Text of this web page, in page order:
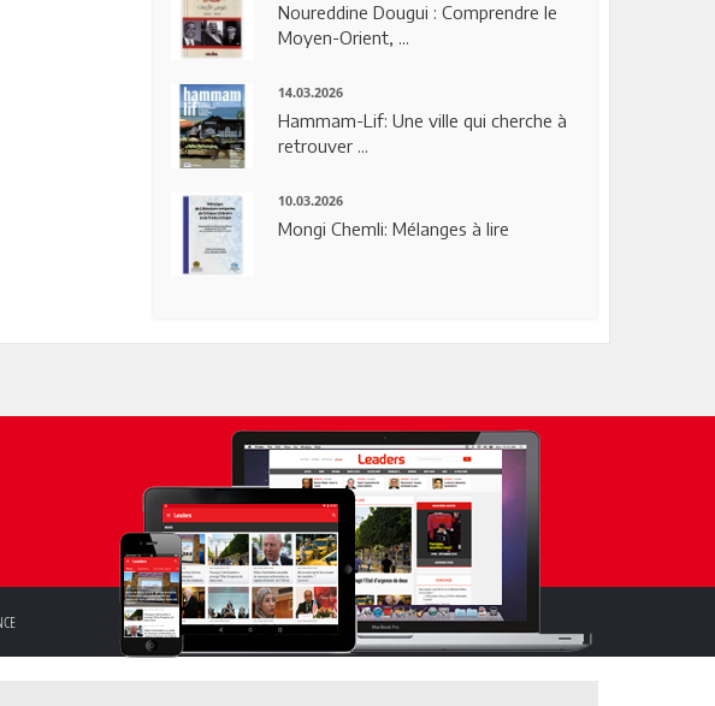
Noureddine Dougui : Comprendre le
Moyen-Orient, ...
14.03.2026
Hammam-Lif: Une ville qui cherche à
retrouver ...
10.03.2026
Mongi Chemli: Mélanges à lire